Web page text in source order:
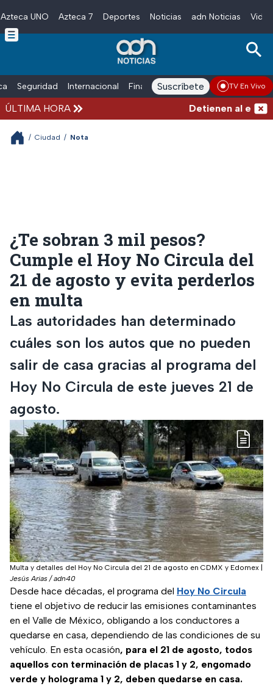
Skip to main content
Azteca UNO Azteca 7 Deportes Noticias adn Noticias
Seguridad Internacional Finanzas adn Noticias Radio
Suscríbete TV En Vivo
ÚLTIMA HORA Detienen al
/ Ciudad / Nota
¿Te sobran 3 mil pesos?
Cumple el Hoy No Circula del
21 de agosto y evita perderlos
en multa
Las autoridades han determinado
cuáles son los autos que no pueden
salir de casa gracias al programa del
Hoy No Circula de este jueves 21 de
agosto.
Multa y detalles del Hoy No Circula del 21 de agosto en CDMX y Edomex
Jesús Arias / adn40
Desde hace décadas, el programa del Hoy No Circula
tiene el objetivo de reducir las emisiones contaminantes
en el Valle de México, obligando a los conductores a
quedarse en casa, dependiendo de las condiciones de su
vehículo. En esta ocasión, para el 21 de agosto, todos
aquellos con terminación de placas 1 y 2, engomado
verde y holograma 1 y 2, deben quedarse en casa.